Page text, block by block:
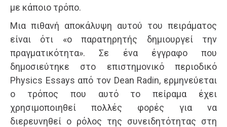
με κάποιο τρόπο.
Μια πιθανή αποκάλυψη αυτού του πειράματος
είναι ότι «ο παρατηρητής δημιουργεί την
πραγματικότητα». Σε ένα έγγραφο που
δημοσιεύτηκε στο επιστημονικό περιοδικό
Physics Essays από τον Dean Radin, ερμηνεύεται
ο τρόπος που αυτό το πείραμα έχει
χρησιμοποιηθεί πολλές φορές για να
διερευνηθεί ο ρόλος της συνειδητότητας στη